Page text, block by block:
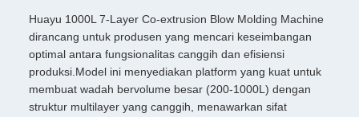
Huayu 1000L 7-Layer Co-extrusion Blow Molding Machine
dirancang untuk produsen yang mencari keseimbangan
optimal antara fungsionalitas canggih dan efisiensi
produksi.Model ini menyediakan platform yang kuat untuk
membuat wadah bervolume besar (200-1000L) dengan
struktur multilayer yang canggih, menawarkan sifat